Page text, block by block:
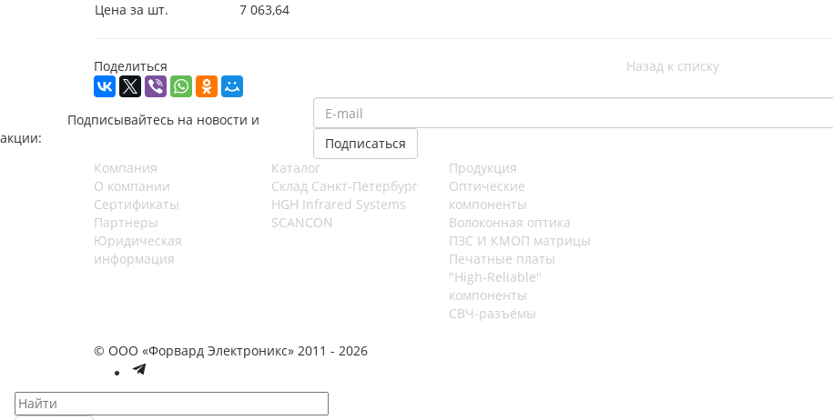
Цена за шт.
7 063,64
Поделиться Назад к списку
Подписывайтесь на новости и
акции:
Компания
О компании
Сертификаты
Партнеры
Юридическая
информация
Каталог
Cклад Санкт-Петербург
HGH Infrared Systems
SCANCON
Продукция
Оптические
компоненты
Волоконная оптика
ПЗС И КМОП матрицы
Печатные платы
"High-Reliable"
компоненты
СВЧ-разъёмы
© ООО «Форвард Электроникс» 2011 - 2026